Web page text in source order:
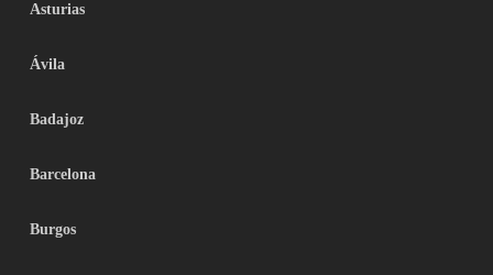
Asturias
Ávila
Badajoz
Barcelona
Burgos